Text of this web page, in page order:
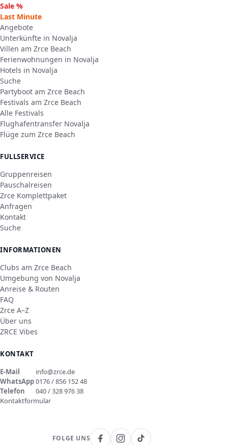
Sale %
Last Minute
Angebote
Unterkünfte in Novalja
Villen am Zrce Beach
Ferienwohnungen in Novalja
Hotels in Novalja
Suche
Partyboot am Zrce Beach
Festivals am Zrce Beach
Alle Festivals
Flughafentransfer Novalja
Flüge zum Zrce Beach
FULLSERVICE
Gruppenreisen
Pauschalreisen
Zrce Komplettpaket
Anfragen
Kontakt
Suche
INFORMATIONEN
Clubs am Zrce Beach
Umgebung von Novalja
Anreise & Routen
FAQ
Zrce A–Z
Über uns
ZRCE Vibes
KONTAKT
E-Mail
info@zrce.de
WhatsApp0176 / 856 152 48
Telefon
040 / 328 976 38
Kontaktformular
FOLGE UNS